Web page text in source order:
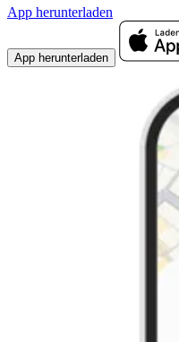
App herunterladen
App herunterladen